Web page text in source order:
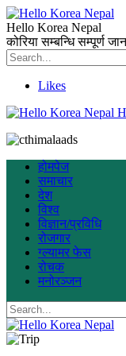
Hello Korea Nepal
कोरिया सम्बन्धि सम्पूर्ण
Likes
होमपेज
समाचार
देश
विश्व
विज्ञान/प्रविधि
रोजगार
ग्ल्यामर फेस
रोचक
मनोरञ्जन